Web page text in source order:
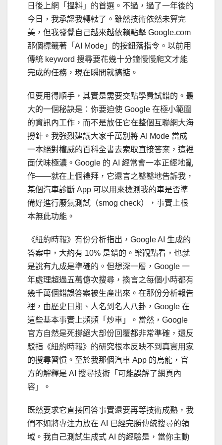
日後上網「搵料」的首選。不過，過了一年後的
今日，我承認我轉軚了。雖然技術依然未算完
美，但我發覺自己越來越依賴點擊 Google.com
那個標籤著「AI Mode」的按鈕落指令。以前用
傳統 keyword 搜尋要花幾十分鐘慢慢爬文才能
完成的任務，現在瞬間就搞掂。
但要用得順手，其實是需要交點學費試錯的。最
大的一個秘訣是：你要迫使 Google 在極小範圍
的資訊內工作，而不是放任它在整個互聯網大海
撈針。我強烈建議大家千萬別將 AI Mode 當成
一本絕對權威的百科全書去索取直接答案，這裡
面伏味極濃。Google 的 AI 經常會一本正經地亂
作——就在上個禮拜，它還言之鑿鑿地告訴我，
某個汽車診斷 App 可以用來檢測我的車是否準
備好進行廢氣測試（smog check），事實上根
本無此功能。
《紐約時報》有份分析指出，Google AI 生成的
答案中，大約有 10% 是錯的。樂觀點看，也就
是說有九成是準確的。但想深一層，Google 一
年處理超過五萬億次搜尋，換言之每個小時都有
幾千萬個錯誤答案被生產出來。在那份分析報告
裡，由歷史日期、人名到名人八卦，Google 在
這些基本事實上頻頻「炒車」。當然，Google
官方自然是死撐絕大部份回覆都非常準確，還反
駁指《紐約時報》的研究根本反映不到真實用家
的搜尋習慣。至於我那個汽車 App 的烏龍，官
方的解釋是 AI 搜尋技術「可能誤解了網頁內
容」。
既然要求它直接回答事實還要再等技術成熟，我
們不如將專注力放在 AI 已經完勝傳統搜尋的領
域。我自己測試生成式 AI 的經驗是，當你主動